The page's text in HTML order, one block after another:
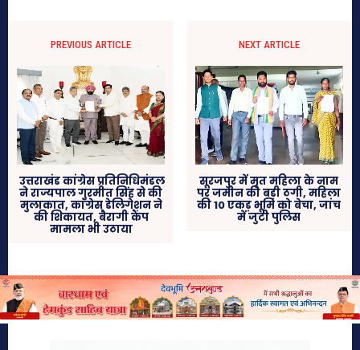
PREVIOUS ARTICLE
उत्तराखंड कांग्रेस प्रतिनिधिमंडल
ने राज्यपाल गुरमीत सिंह से की
मुलाकात, कांग्रेस डेलिगेशन ने
की शिकायत, बैरागी कैंप
मामला भी उठाया
NEXT ARTICLE
सूरजपुर में मृत महिला के नाम
पर जमीन की बड़ी ठगी, महिला
की 10 एकड़ भूमि को बेचा, जांच
में जुटी पुलिस